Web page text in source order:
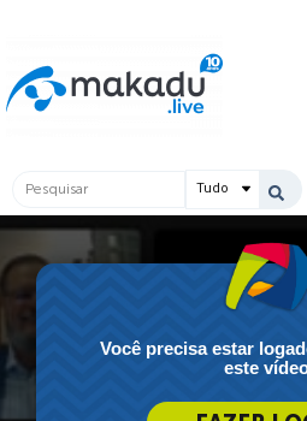
conteúdo
Pesquisar
...
Você precisa estar
este